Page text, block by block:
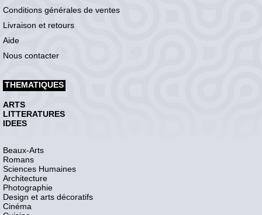
Conditions générales de ventes
Livraison et retours
Aide
Nous contacter
THEMATIQUES
ARTS
LITTERATURES
IDEES
Beaux-Arts
Romans
Sciences Humaines
Architecture
Photographie
Design et arts décoratifs
Cinéma